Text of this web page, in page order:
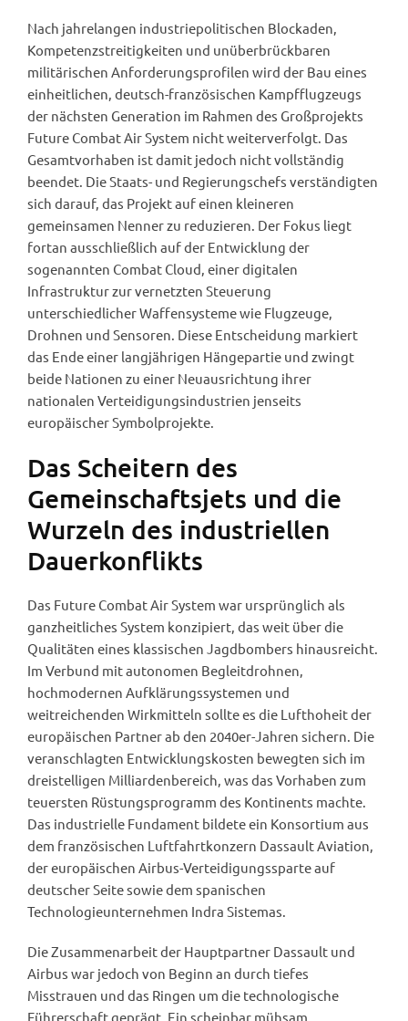
Nach jahrelangen industriepolitischen Blockaden,
Kompetenzstreitigkeiten und unüberbrückbaren
militärischen Anforderungsprofilen wird der Bau eines
einheitlichen, deutsch-französischen Kampfflugzeugs
der nächsten Generation im Rahmen des Großprojekts
Future Combat Air System nicht weiterverfolgt. Das
Gesamtvorhaben ist damit jedoch nicht vollständig
beendet. Die Staats- und Regierungschefs verständigten
sich darauf, das Projekt auf einen kleineren
gemeinsamen Nenner zu reduzieren. Der Fokus liegt
fortan ausschließlich auf der Entwicklung der
sogenannten Combat Cloud, einer digitalen
Infrastruktur zur vernetzten Steuerung
unterschiedlicher Waffensysteme wie Flugzeuge,
Drohnen und Sensoren. Diese Entscheidung markiert
das Ende einer langjährigen Hängepartie und zwingt
beide Nationen zu einer Neuausrichtung ihrer
nationalen Verteidigungsindustrien jenseits
europäischer Symbolprojekte.
Das Scheitern des
Gemeinschaftsjets und die
Wurzeln des industriellen
Dauerkonflikts
Das Future Combat Air System war ursprünglich als
ganzheitliches System konzipiert, das weit über die
Qualitäten eines klassischen Jagdbombers hinausreicht.
Im Verbund mit autonomen Begleitdrohnen,
hochmodernen Aufklärungssystemen und
weitreichenden Wirkmitteln sollte es die Lufthoheit der
europäischen Partner ab den 2040er-Jahren sichern. Die
veranschlagten Entwicklungskosten bewegten sich im
dreistelligen Milliardenbereich, was das Vorhaben zum
teuersten Rüstungsprogramm des Kontinents machte.
Das industrielle Fundament bildete ein Konsortium aus
dem französischen Luftfahrtkonzern Dassault Aviation,
der europäischen Airbus-Verteidigungssparte auf
deutscher Seite sowie dem spanischen
Technologieunternehmen Indra Sistemas.
Die Zusammenarbeit der Hauptpartner Dassault und
Airbus war jedoch von Beginn an durch tiefes
Misstrauen und das Ringen um die technologische
Führerschaft geprägt. Ein scheinbar mühsam